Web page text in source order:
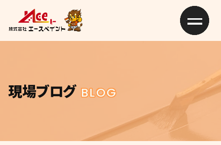
現場ブログ BLOG